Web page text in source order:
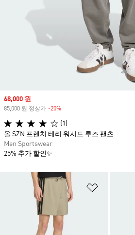
위시리스
Sale price
68,000 원
85,000 원 정상가 -20%
(1)
올 SZN 프렌치 테리 워시드 루즈 팬츠
Men Sportswear
25% 추가 할인✨